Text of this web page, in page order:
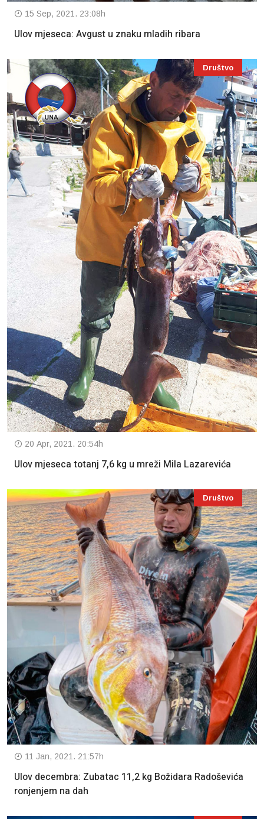
15 Sep, 2021. 23:08h
Ulov mjeseca: Avgust u znaku mladih ribara
Društvo
20 Apr, 2021. 20:54h
Ulov mjeseca totanj 7,6 kg u mreži Mila Lazarevića
Društvo
11 Jan, 2021. 21:57h
Ulov decembra: Zubatac 11,2 kg Božidara Radoševića
ronjenjem na dah